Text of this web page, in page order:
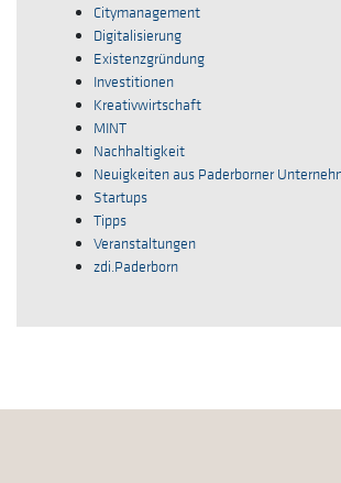
Citymanagement
Digitalisierung
Existenzgründung
Investitionen
Kreativwirtschaft
MINT
Nachhaltigkeit
Neuigkeiten aus Paderborner
Startups
Tipps
Veranstaltungen
zdi.Paderborn